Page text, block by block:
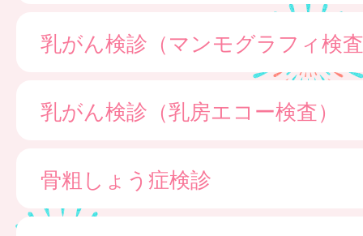
乳がん検診（マンモグラフィ検
乳がん検診（乳房エコー検査）
骨粗しょう症検診